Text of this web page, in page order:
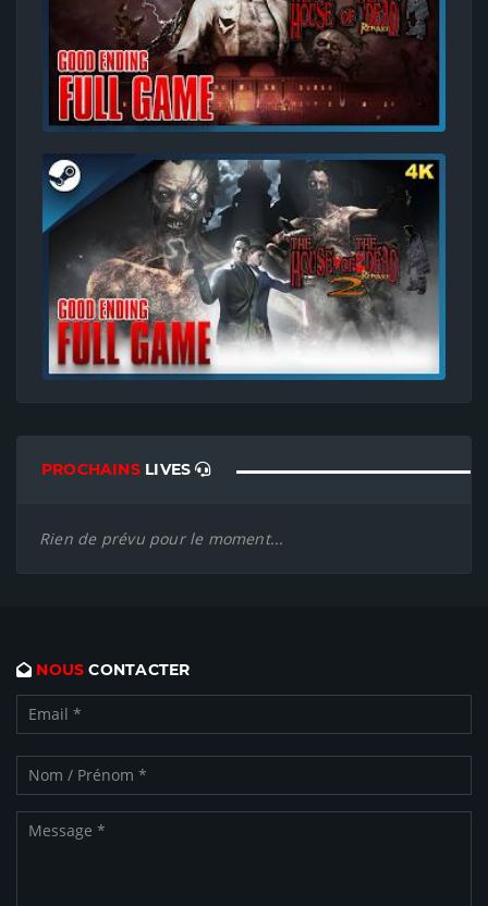
PROCHAINSLIVES
Rien de prévu pour le moment...
NOUS CONTACTER